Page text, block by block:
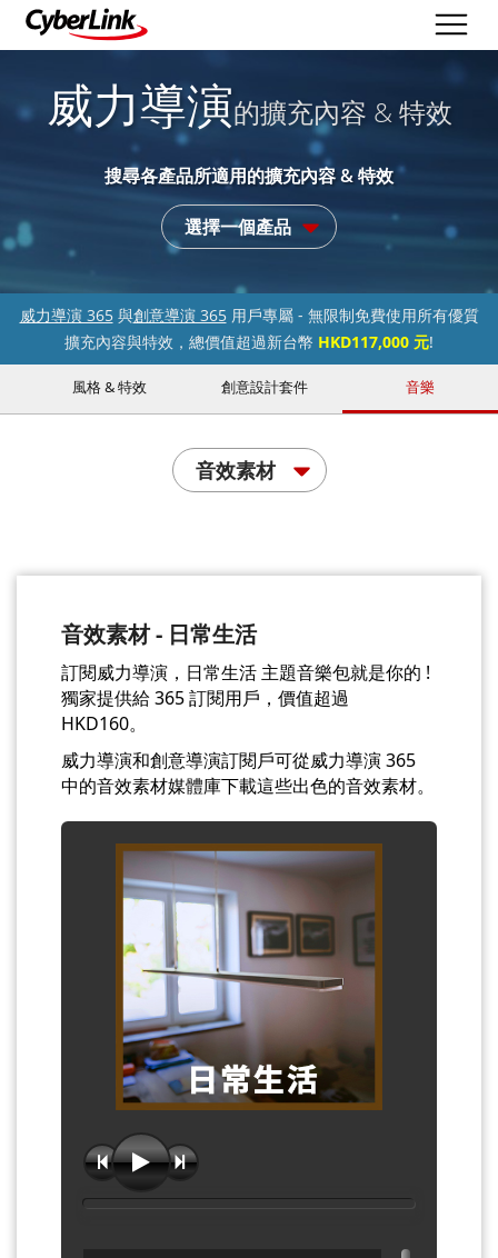
威力導演的擴充內容 & 特效
搜尋各產品所適用的擴充內容 & 特效
選擇一個產品
威力導演 365與創意導演 365用戶專屬 - 無限制免費使用所有優質
擴充內容與特效，總價值超過新台幣 HKD117,000 元!
風格 & 特效 創意設計套件 音樂
音效素材
音效素材 - 日常生活
訂閱威力導演，日常生活 主題音樂包就是你的 !
獨家提供給 365 訂閱用戶，價值超過
HKD160。
威力導演和創意導演訂閱戶可從威力導演 365
中的音效素材媒體庫下載這些出色的音效素材。